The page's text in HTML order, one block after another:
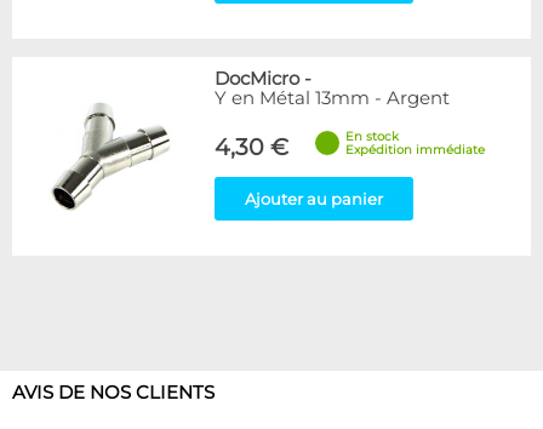
DocMicro-
Y en Métal 13mm - Argent
4,30 €
En stock
Expédition immédiate
Ajouter au panier
AVIS DE NOS CLIENTS